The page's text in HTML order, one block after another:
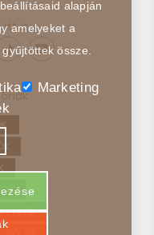
itt is:
PÓLÓK
alapján
amelyeket a
össze.
Marketing